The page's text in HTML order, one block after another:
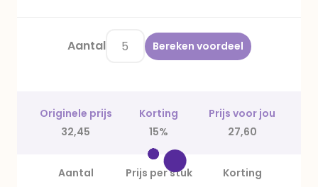
Aantal Bereken voordeel
Originele prijs Korting
Prijs voor jou
32,45
15% 27,60
Aantal Prijs per stuk
Korting